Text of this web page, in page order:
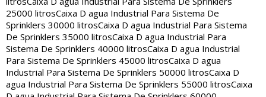
25000 litrosCaixa D agua Industrial Para Sistema De
Sprinklers 30000 litrosCaixa D agua Industrial Para Sistema
De Sprinklers 35000 litrosCaixa D agua Industrial Para
Sistema De Sprinklers 40000 litrosCaixa D agua Industrial
Para Sistema De Sprinklers 45000 litrosCaixa D agua
Industrial Para Sistema De Sprinklers 50000 litrosCaixa D
agua Industrial Para Sistema De Sprinklers 55000 litrosCaixa